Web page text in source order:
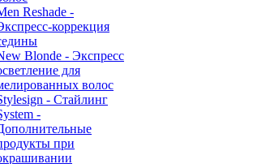
Reshade -
коррекция
Blonde - Экспресс
для
волос
- Стайлинг
-
при